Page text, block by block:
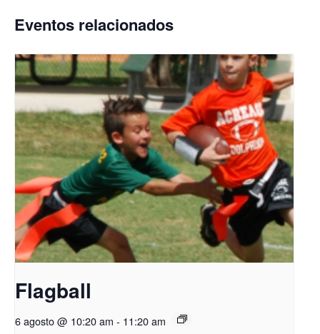
Eventos relacionados
Flagball
6 agosto @ 10:20 am - 11:20 am